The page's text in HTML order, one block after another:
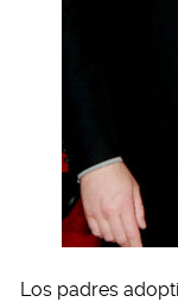
Los padres